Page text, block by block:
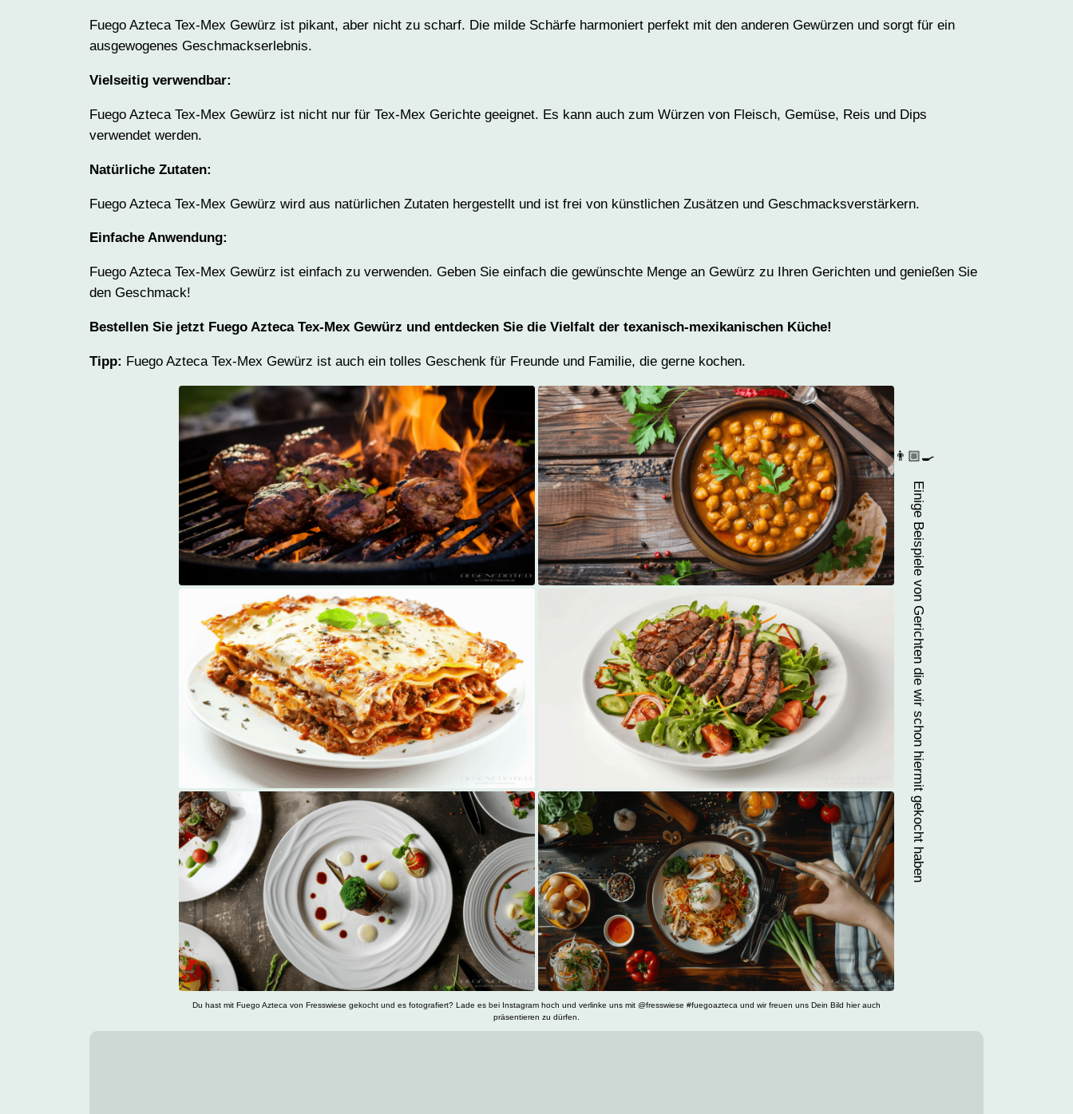
Fuego Azteca Tex-Mex Gewürz ist pikant, aber nicht zu scharf. Die milde Schärfe harmoniert perfekt mit den anderen Gewürzen und sorgt für ein
ausgewogenes Geschmackserlebnis.
Vielseitig verwendbar:
Fuego Azteca Tex-Mex Gewürz ist nicht nur für Tex-Mex Gerichte geeignet. Es kann auch zum Würzen von Fleisch, Gemüse, Reis und Dips
verwendet werden.
Natürliche Zutaten:
Fuego Azteca Tex-Mex Gewürz wird aus natürlichen Zutaten hergestellt und ist frei von künstlichen Zusätzen und Geschmacksverstärkern.
Einfache Anwendung:
Fuego Azteca Tex-Mex Gewürz ist einfach zu verwenden. Geben Sie einfach die gewünschte Menge an Gewürz zu Ihren Gerichten und genießen Sie
den Geschmack!
Bestellen Sie jetzt Fuego Azteca Tex-Mex Gewürz und entdecken Sie die Vielfalt der texanisch-mexikanischen Küche!
Tipp: Fuego Azteca Tex-Mex Gewürz ist auch ein tolles Geschenk für Freunde und Familie, die gerne kochen.
Du hast mit Fuego Azteca von Fresswiese gekocht und es fotografiert? Lade es bei Instagram hoch und verlinke uns mit @fresswiese #fuegoazteca und wir freuen uns Dein Bild hier auch
präsentieren zu dürfen.
👨🏼‍🍳
Einige Beispiele von Gerichten die wir schon hiermit gekocht haben